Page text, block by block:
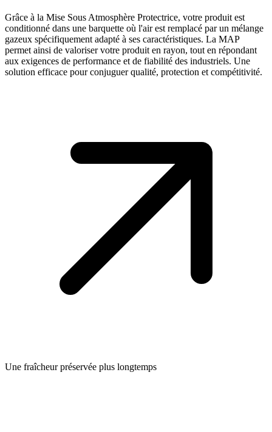
Grâce à la Mise Sous Atmosphère Protectrice, votre produit est
conditionné dans une barquette où l'air est remplacé par un mélange
gazeux spécifiquement adapté à ses caractéristiques. La MAP
permet ainsi de valoriser votre produit en rayon, tout en répondant
aux exigences de performance et de fiabilité des industriels. Une
solution efficace pour conjuguer qualité, protection et compétitivité.
Une fraîcheur préservée plus longtemps